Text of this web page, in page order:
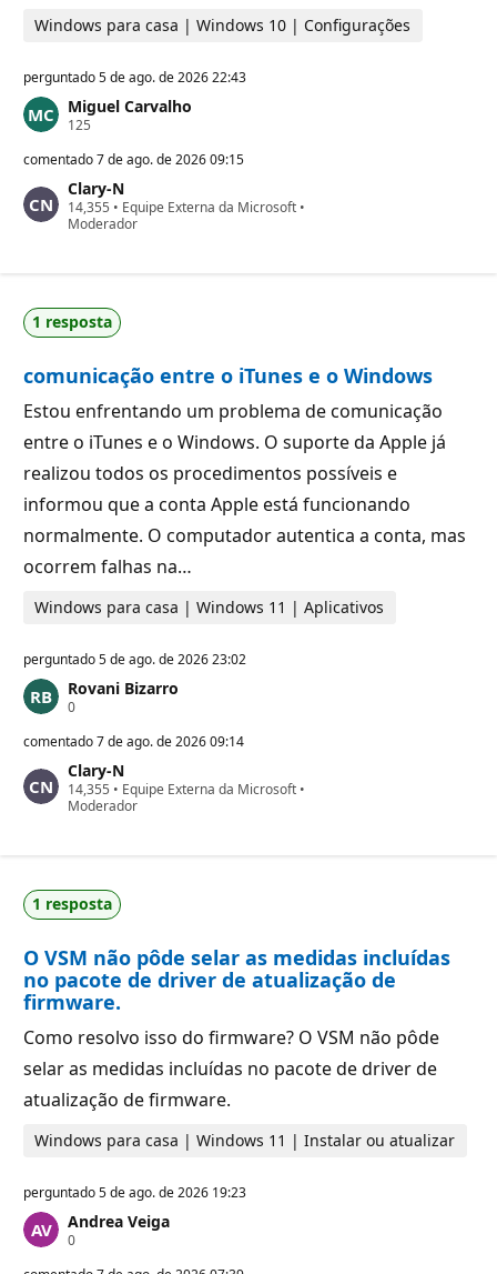
Windows para casa | Windows 10 | Configurações
perguntado5 de ago. de 2026 22:43
Miguel Carvalho
125
n
o
s
d
u
t
a
ã
comentado7 de ago. de 2026 09:15
Clary-N
14,355 P
o
d
e
r
p
u
t
a
ç
o
• Equipe Externa da Microsoft •
Moderador
1 resposta
comunicação entre o iTunes e o Windows
Estou enfrentando um problema de comunicação
entre o iTunes e o Windows. O suporte da Apple já
realizou todos os procedimentos possíveis e
informou que a conta Apple está funcionando
normalmente. O computador autentica a conta, mas
ocorrem falhas na…
Windows para casa | Windows 11 | Aplicativos
perguntado5 de ago. de 2026 23:02
Rovani Bizarro
0P
n
o
s
d
u
t
a
ã
o
comentado7 de ago. de 2026 09:14
Clary-N
14,355 P
o
d
e
r
p
u
t
a
ã
• Equipe Externa da Microsoft •
Moderador
1 resposta
O VSM não pôde selar as medidas incluídas
no pacote de driver de atualização de
firmware.
Como resolvo isso do firmware? O VSM não pôde
selar as medidas incluídas no pacote de driver de
atualização de firmware.
Windows para casa | Windows 11 | Instalar ou atualizar
perguntado5 de ago. de 2026 19:23
Andrea Veiga
0P